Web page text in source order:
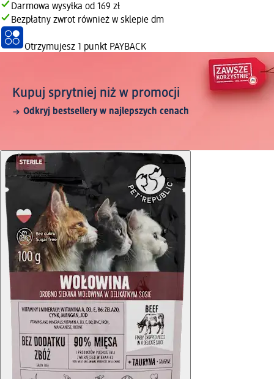
Darmowa wysyłka od 169 zł
Bezpłatny zwrot również w sklepie dm
Otrzymujesz 1 punkt PAYBACK
Kupuj sprytniej niż w promocji
Odkryj bestsellery w najlepszych cenach